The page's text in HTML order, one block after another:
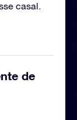
casal.
de